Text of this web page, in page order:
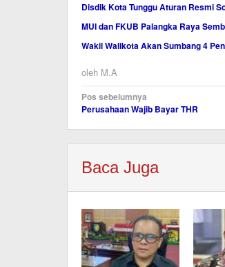
Disdik Kota Tunggu Aturan Resmi
MUI dan FKUB Palangka Raya
Wakil Walikota Akan Sumbang 4
oleh M.A
Navigasi
pos
Pos sebelumnya
Perusahaan Wajib Bayar THR
Baca Juga